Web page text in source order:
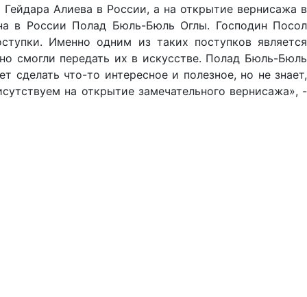
Алиева в России, а на открытие вернисажа в
в России Полад Бюль-Бюль Оглы. Господин Посол
Именно одним из таких поступков является
смогли передать их в искусстве. Полад Бюль-Бюль
что-то интересное и полезное, но не знает,
на открытие замечательного вернисажа», -